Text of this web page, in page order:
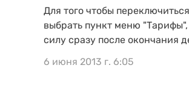
Для того чтобы
выбрать пункт меню
силу сразу после окончания
6 июня 2013 г. 6:05